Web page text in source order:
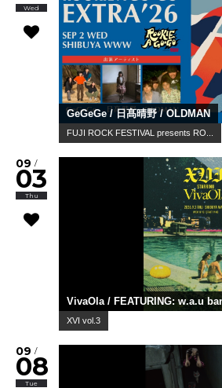
Wed
GeGeGe / 日髙晴野 / OLDMAN
FUJI ROCK FESTIVAL presents RO...
09 /
03
Thu
VivaOla / FEATURING: w.a.u
XVI vol.3
09 /
08
Tue